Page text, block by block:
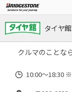
タイヤ
クルマのことな
10:00～18:30